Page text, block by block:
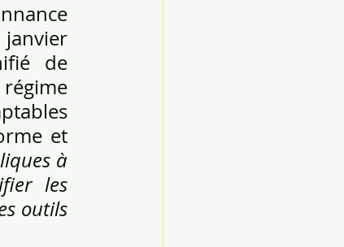
janvier
de
et
à
les
outils